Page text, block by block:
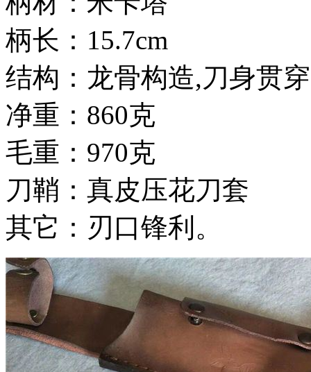
柄长：15.7cm
结构：龙骨构造,刀身贯
净重：860克
毛重：970克
刀鞘：真皮压花刀套
其它：刃口锋利。